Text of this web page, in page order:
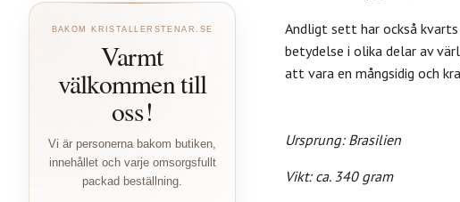
BAKOM KRISTALLERSTENAR.SE
Varmt
välkommen till
oss!
Vi är personerna bakom butiken,
innehållet och varje omsorgsfullt
packad beställning.
Andligt sett har också
betydelse i olika delar av
att vara en mångsidig och
Ursprung: Brasilien
Vikt: ca. 340 gram